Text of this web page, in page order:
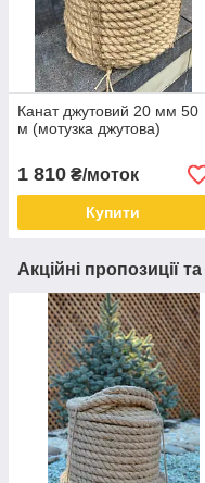
Канат джутовий 20 мм 50
м (мотузка джутова)
1 810 ₴/моток
Купити
Акційні пропозиції